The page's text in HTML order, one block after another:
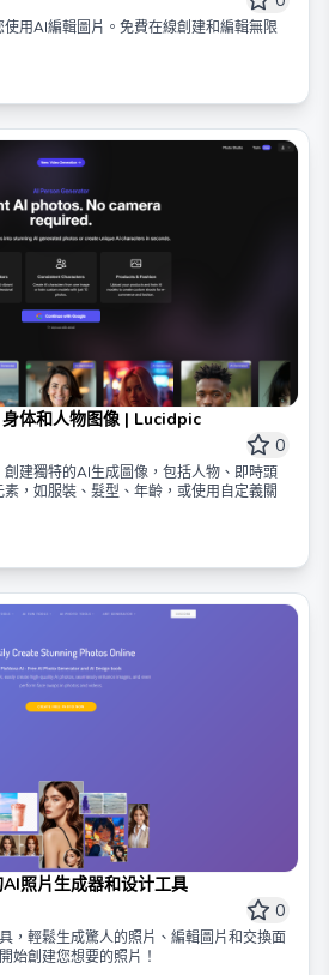
用AI編輯圖片。免費在線創建和編輯無限
体和人物图像 | Lucidpic
0
建獨特的AI生成圖像，包括人物、即時頭
，如服裝、髮型、年齡，或使用自定義關
照片生成器和设计工具
0
，輕鬆生成驚人的照片、編輯圖片和交換面
始創建您想要的照片！